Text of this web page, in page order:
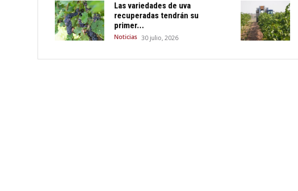
Las variedades de uva
recuperadas tendrán su
primer...
Noticias 30 julio, 2026